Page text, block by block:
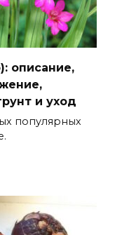
описание,
и уход
популярных